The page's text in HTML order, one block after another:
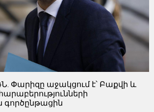
Փարիզը աջակցում է՝ Բաքվի և